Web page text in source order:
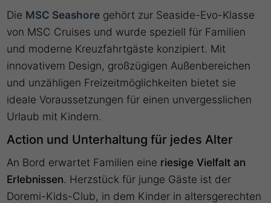
Die MSC Seashore gehört zur Seaside-Evo-Klasse
von MSC Cruises und wurde speziell für Familien
und moderne Kreuzfahrtgäste konzipiert. Mit
innovativem Design, großzügigen Außenbereichen
und unzähligen Freizeitmöglichkeiten bietet sie
ideale Voraussetzungen für einen unvergesslichen
Urlaub mit Kindern.
Action und Unterhaltung für jedes Alter
An Bord erwartet Familien eine riesige Vielfalt an
Erlebnissen. Herzstück für junge Gäste ist der
Doremi-Kids-Club, in dem Kinder in altersgerechten